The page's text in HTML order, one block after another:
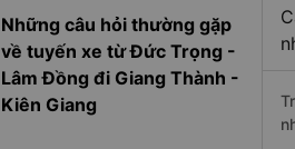
Những câu hỏi thường gặp
về tuyến xe từ Đức Trọng -
Lâm Đồng đi Giang Thành -
Kiên Giang